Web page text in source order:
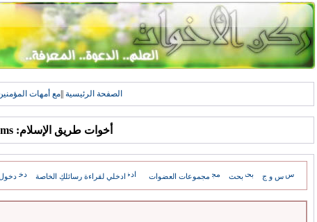
الصفحة الرئيسية مع أمهات
أخوات طريق الإسلام: Forums
س و ج بحث مجموعات العضوات ادخلي لقراءة رسائلكِ الخاصة دخول